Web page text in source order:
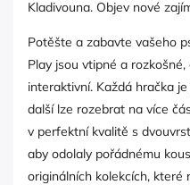
Kladivouna. Objev nové
Potěšte a zabavte vašeho
Play jsou vtipné a
interaktivní. Každá hračka
další lze rozebrat na více
v perfektní kvalitě s
aby odolaly pořádnému
originálních kolekcích, které